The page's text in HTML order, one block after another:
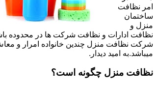
امر نظافت
ساختمان
منزل و
نظافت ادارات و نظافت شرکت ها در محدوده
شرکت نظافت منزل چندین خانواده امرار و
میباشد.به امید دیدار.
نظافت منزل چگونه است؟